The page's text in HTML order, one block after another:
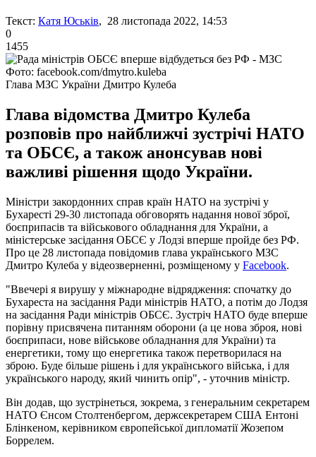
Текст: Катя Юськів, 28 листопада 2022, 14:53
0
1455
Фото: facebook.com/dmytro.kuleba
Глава МЗС України Дмитро Кулеба
Глава відомства Дмитро Кулеба
розповів про найближчі зустрічі НАТО
та ОБСЄ, а також анонсував нові
важливі рішення щодо України.
Міністри закордонних справ країн НАТО на зустрічі у
Бухаресті 29-30 листопада обговорять надання нової зброї,
боєприпасів та військового обладнання для України, а
міністерське засідання ОБСЄ у Лодзі вперше пройде без РФ.
Про це 28 листопада повідомив глава українського МЗС
Дмитро Кулеба у відеозверненні, розміщеному у Facebook.
"Ввечері я вирушу у міжнародне відрядження: спочатку до
Бухареста на засідання Ради міністрів НАТО, а потім до Лодзя
на засідання Ради міністрів ОБСЄ. Зустріч НАТО буде вперше
порівну присвячена питанням оборони (а це нова зброя, нові
боєприпаси, нове військове обладнання для України) та
енергетики, тому що енергетика також перетворилася на
зброю. Буде більше рішень і для українського війська, і для
українського народу, який чинить опір", - уточнив міністр.
Він додав, що зустрінеться, зокрема, з генеральним секретарем
НАТО Єнсом Столтенбергом, держсекретарем США Ентоні
Блінкеном, керівником європейської дипломатії Жозепом
Боррелем.